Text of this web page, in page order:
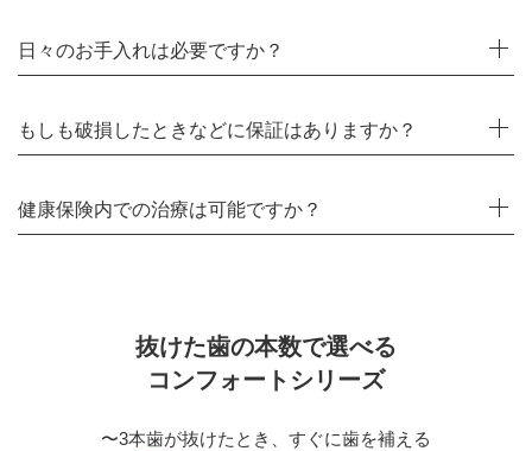
日々のお手入れは必要ですか？
もしも破損したときなどに保証はありますか？
健康保険内での治療は可能ですか？
抜けた歯の本数で選べる
コンフォートシリーズ
〜3本歯が抜けたとき、すぐに歯を補える